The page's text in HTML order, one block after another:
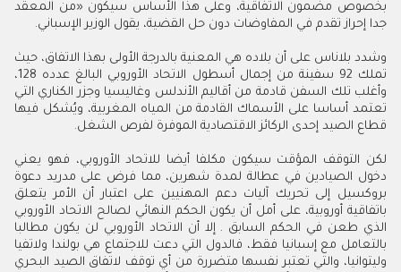
بخصوص مضمون الاتفاقية، وعلى هذا الأساس سيكون «من المعقد
جدا إحراز تقدم في المفاوضات دون حل القضية، يقول الوزير الإسباني.
وشدد بلاناس على أن بلاده هي المعنية بالدرجة الأولى بهذا الاتفاق، حيث
تملك 92 سفينة من إجمال أسطول الاتحاد الأوروبي البالغ عدده 128،
وأغلب تلك السفن قادمة من أقاليم الأندلس وغاليسيا وجزر الكناري التي
تعتمد أساسا على الأسماك القادمة من المياه المغربية، ويُشكل فيها
قطاع الصيد إحدى الركائز الاقتصادية الموفرة لفرص الشغل.
لكن التوقف المؤقت سيكون مكلفا أيضا للاتحاد الأوروبي، فهو يعني
دخول الصيادين في عطالة لمدة شهرين، مما فرض على مدريد دعوة
بروكسيل إلى تحريك آليات دعم المهنيين على اعتبار أن الأمر يتعلق
باتفاقية أوروبية، على أمل أن يكون الحكم النهائي لصالح الاتحاد الأوروبي
الذي طعن في الحكم السابق . إلا أن الاتحاد الأوروبي لن يكون مطالبا
بالتعامل مع إسبانيا فقط، فالدول التي دعت للاجتماع هي بولندا ولاتفيا
وليتوانيا، والتي تعتبر نفسها متضررة من أي توقف لاتفاق الصيد البحري